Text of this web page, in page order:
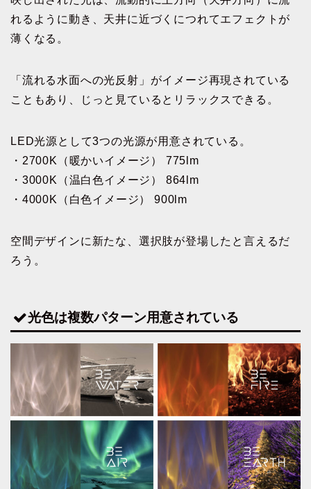
れるように動き、天井に近づくにつれてエフェクトが
薄くなる。
「流れる水面への光反射」がイメージ再現されている
こともあり、じっと見ているとリラックスできる。
LED光源として3つの光源が用意されている。
・2700K（暖かいイメージ） 775lm
・3000K（温白色イメージ） 864lm
・4000K（白色イメージ） 900lm
空間デザインに新たな、選択肢が登場したと言えるだ
ろう。
光色は複数パターン用意されている